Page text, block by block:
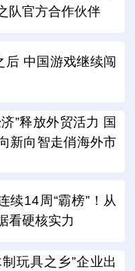
队官方合作伙伴
后 中国游戏继续闯
”释放外贸活力 国
新向智走俏海外市
续14周“霸榜”！从
看硬核实力
玩具之乡”企业出